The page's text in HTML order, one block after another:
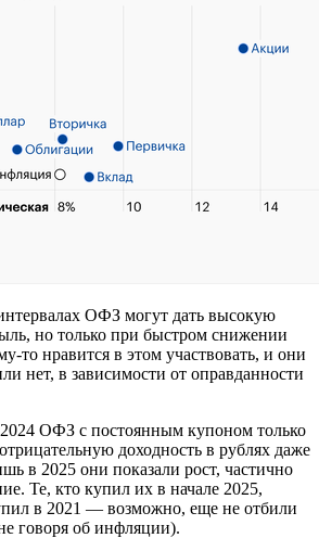
ОФЗ могут дать высокую
но только при быстром снижении
то нравится в этом участвовать, и они
нет, в зависимости от оправданности
ОФЗ с постоянным купоном только
доходность в рублях даже
в 2025 они показали рост, частично
Те, кто купил их в начале 2025,
в 2021 — возможно, еще не отбили
говоря об инфляции).